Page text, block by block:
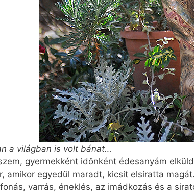
a világban is volt bánat…
gyermekként időnként édesanyám
amikor egyedül maradt, kicsit elsiratta
varrás, éneklés, az imádkozás és a